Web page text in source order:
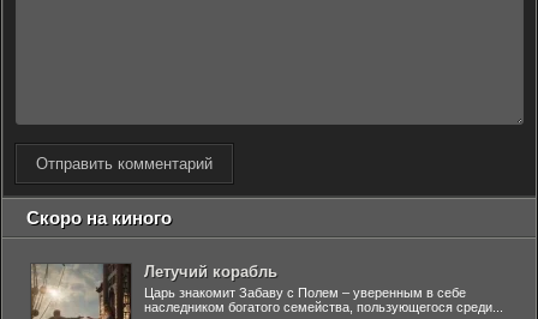
Отправить комментарий
Скоро на киного
Летучий корабль
Царь знакомит Забаву с Полем – уверенным в себе
наследником богатого семейства, пользующегося среди...